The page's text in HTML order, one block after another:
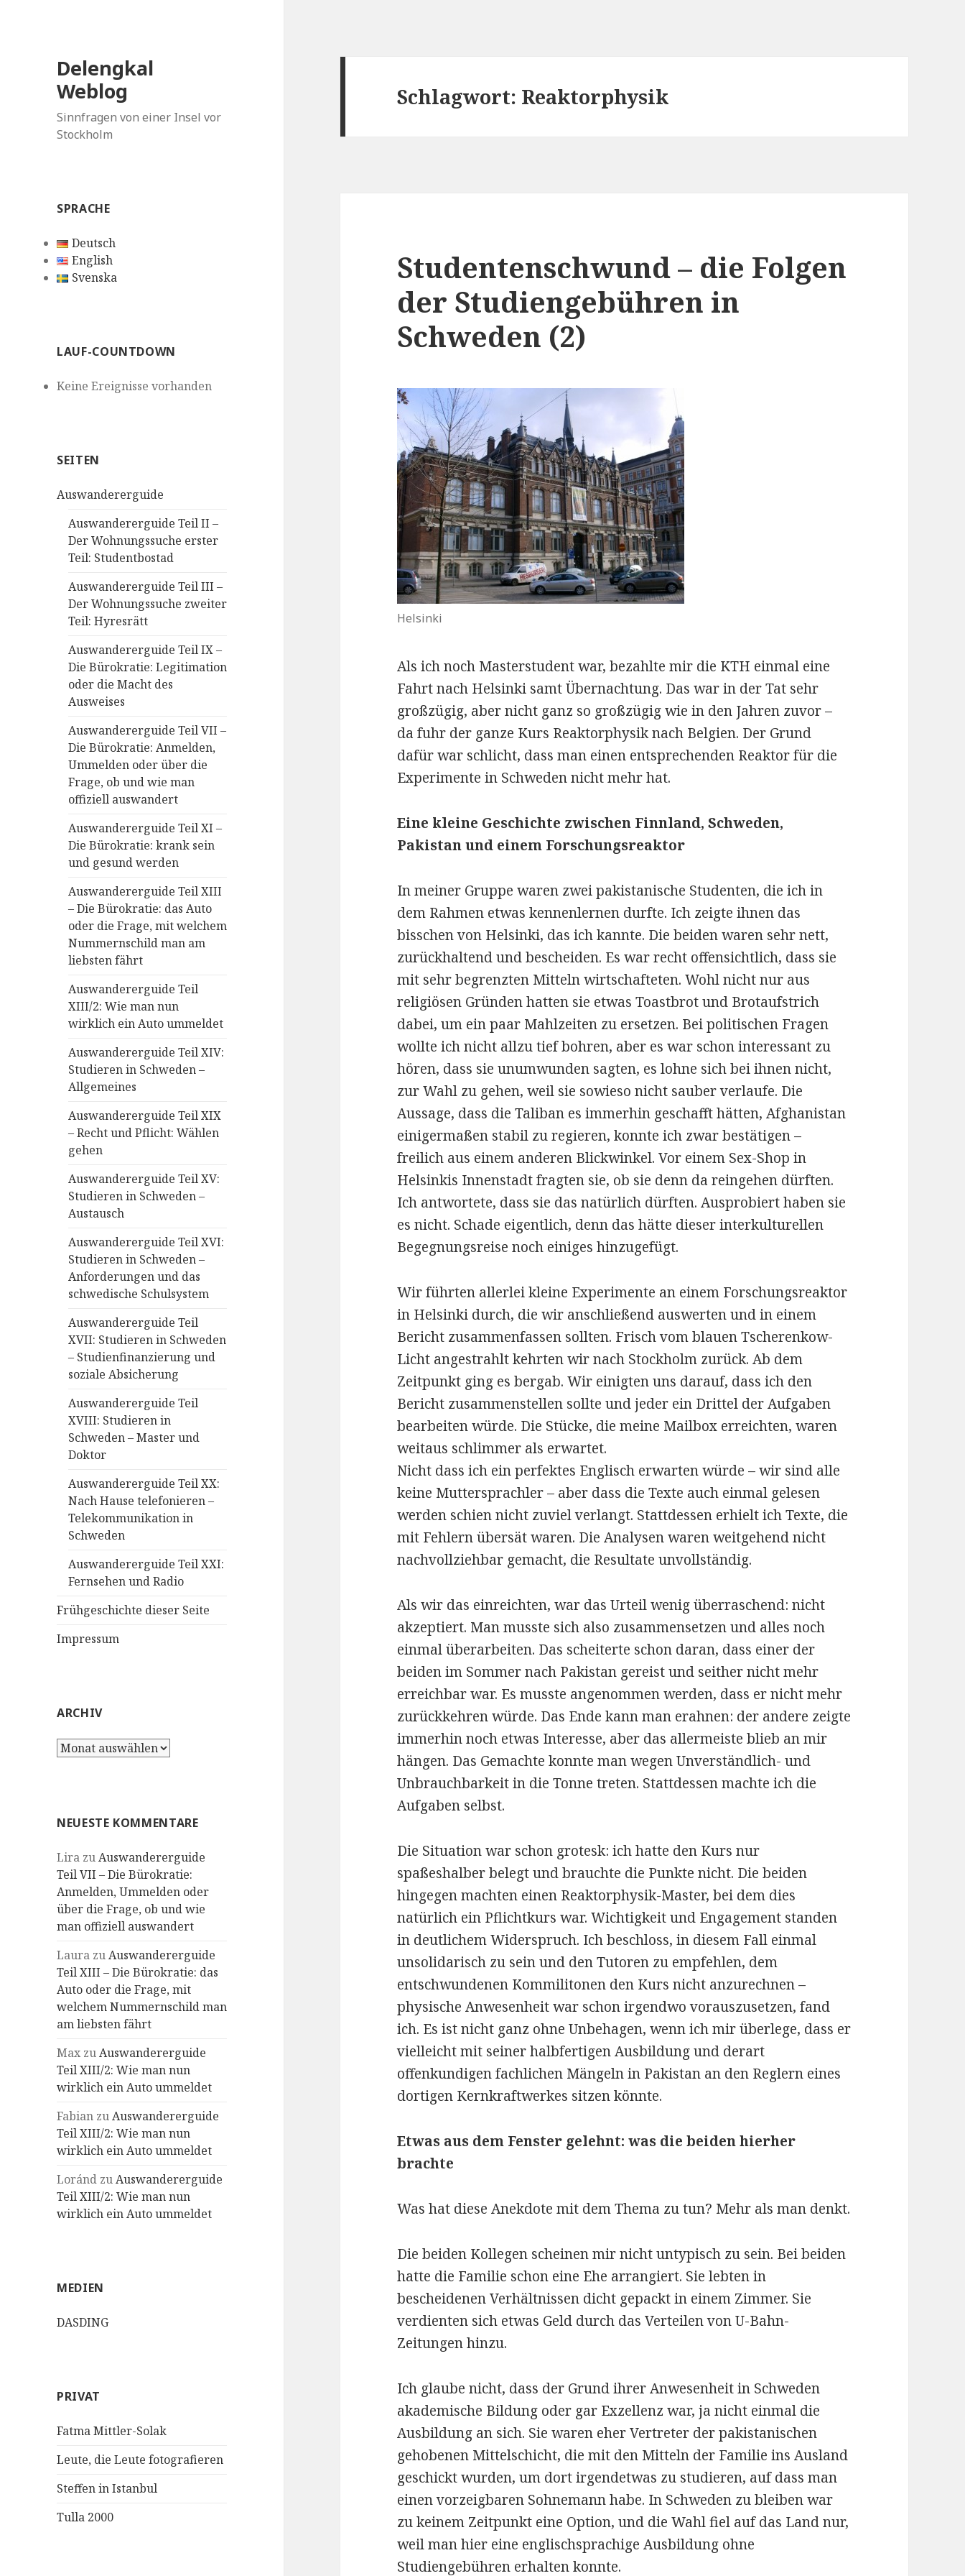
Delengkal
Weblog
Sinnfragen von einer Insel vor
Stockholm
SPRACHE
Deutsch
English
Svenska
LAUF-COUNTDOWN
Keine Ereignisse vorhanden
SEITEN
Auswandererguide
Auswandererguide Teil II –
Der Wohnungssuche erster
Teil: Studentbostad
Auswandererguide Teil III –
Der Wohnungssuche zweiter
Teil: Hyresrätt
Auswandererguide Teil IX –
Die Bürokratie: Legitimation
oder die Macht des
Ausweises
Auswandererguide Teil VII –
Die Bürokratie: Anmelden,
Ummelden oder über die
Frage, ob und wie man
offiziell auswandert
Auswandererguide Teil XI –
Die Bürokratie: krank sein
und gesund werden
Auswandererguide Teil XIII
– Die Bürokratie: das Auto
oder die Frage, mit welchem
Nummernschild man am
liebsten fährt
Auswandererguide Teil
XIII/2: Wie man nun
wirklich ein Auto ummeldet
Auswandererguide Teil XIV:
Studieren in Schweden –
Allgemeines
Auswandererguide Teil XIX
– Recht und Pflicht: Wählen
gehen
Auswandererguide Teil XV:
Studieren in Schweden –
Austausch
Auswandererguide Teil XVI:
Studieren in Schweden –
Anforderungen und das
schwedische Schulsystem
Auswandererguide Teil
XVII: Studieren in Schweden
– Studienfinanzierung und
soziale Absicherung
Auswandererguide Teil
XVIII: Studieren in
Schweden – Master und
Doktor
Auswandererguide Teil XX:
Nach Hause telefonieren –
Telekommunikation in
Schweden
Auswandererguide Teil XXI:
Fernsehen und Radio
Frühgeschichte dieser Seite
Impressum
ARCHIV
Archiv
NEUESTE KOMMENTARE
Lira zuAuswandererguide
Teil VII – Die Bürokratie:
Anmelden, Ummelden oder
über die Frage, ob und wie
man offiziell auswandert
Laura zuAuswandererguide
Teil XIII – Die Bürokratie: das
Auto oder die Frage, mit
welchem Nummernschild man
am liebsten fährt
Max zuAuswandererguide
Teil XIII/2: Wie man nun
wirklich ein Auto ummeldet
Fabian zuAuswandererguide
Teil XIII/2: Wie man nun
wirklich ein Auto ummeldet
Loránd zuAuswandererguide
Teil XIII/2: Wie man nun
wirklich ein Auto ummeldet
MEDIEN
DASDING
PRIVAT
Fatma Mittler-Solak
Leute, die Leute fotografieren
Steffen in Istanbul
Tulla 2000
Schlagwort: Reaktorphysik
Studentenschwund – die Folgen
der Studiengebühren in
Schweden (2)
Helsinki
Als ich noch Masterstudent war, bezahlte mir die KTH einmal eine
Fahrt nach Helsinki samt Übernachtung. Das war in der Tat sehr
großzügig, aber nicht ganz so großzügig wie in den Jahren zuvor –
da fuhr der ganze Kurs Reaktorphysik nach Belgien. Der Grund
dafür war schlicht, dass man einen entsprechenden Reaktor für die
Experimente in Schweden nicht mehr hat.
Eine kleine Geschichte zwischen Finnland, Schweden,
Pakistan und einem Forschungsreaktor
In meiner Gruppe waren zwei pakistanische Studenten, die ich in
dem Rahmen etwas kennenlernen durfte. Ich zeigte ihnen das
bisschen von Helsinki, das ich kannte. Die beiden waren sehr nett,
zurückhaltend und bescheiden. Es war recht offensichtlich, dass sie
mit sehr begrenzten Mitteln wirtschafteten. Wohl nicht nur aus
religiösen Gründen hatten sie etwas Toastbrot und Brotaufstrich
dabei, um ein paar Mahlzeiten zu ersetzen. Bei politischen Fragen
wollte ich nicht allzu tief bohren, aber es war schon interessant zu
hören, dass sie unumwunden sagten, es lohne sich bei ihnen nicht,
zur Wahl zu gehen, weil sie sowieso nicht sauber verlaufe. Die
Aussage, dass die Taliban es immerhin geschafft hätten, Afghanistan
einigermaßen stabil zu regieren, konnte ich zwar bestätigen –
freilich aus einem anderen Blickwinkel. Vor einem Sex-Shop in
Helsinkis Innenstadt fragten sie, ob sie denn da reingehen dürften.
Ich antwortete, dass sie das natürlich dürften. Ausprobiert haben sie
es nicht. Schade eigentlich, denn das hätte dieser interkulturellen
Begegnungsreise noch einiges hinzugefügt.
Wir führten allerlei kleine Experimente an einem Forschungsreaktor
in Helsinki durch, die wir anschließend auswerten und in einem
Bericht zusammenfassen sollten. Frisch vom blauen Tscherenkow-
Licht angestrahlt kehrten wir nach Stockholm zurück. Ab dem
Zeitpunkt ging es bergab. Wir einigten uns darauf, dass ich den
Bericht zusammenstellen sollte und jeder ein Drittel der Aufgaben
bearbeiten würde. Die Stücke, die meine Mailbox erreichten, waren
weitaus schlimmer als erwartet.
Nicht dass ich ein perfektes Englisch erwarten würde – wir sind alle
keine Muttersprachler – aber dass die Texte auch einmal gelesen
werden schien nicht zuviel verlangt. Stattdessen erhielt ich Texte, die
mit Fehlern übersät waren. Die Analysen waren weitgehend nicht
nachvollziehbar gemacht, die Resultate unvollständig.
Als wir das einreichten, war das Urteil wenig überraschend: nicht
akzeptiert. Man musste sich also zusammensetzen und alles noch
einmal überarbeiten. Das scheiterte schon daran, dass einer der
beiden im Sommer nach Pakistan gereist und seither nicht mehr
erreichbar war. Es musste angenommen werden, dass er nicht mehr
zurückkehren würde. Das Ende kann man erahnen: der andere zeigte
immerhin noch etwas Interesse, aber das allermeiste blieb an mir
hängen. Das Gemachte konnte man wegen Unverständlich- und
Unbrauchbarkeit in die Tonne treten. Stattdessen machte ich die
Aufgaben selbst.
Die Situation war schon grotesk: ich hatte den Kurs nur
spaßeshalber belegt und brauchte die Punkte nicht. Die beiden
hingegen machten einen Reaktorphysik-Master, bei dem dies
natürlich ein Pflichtkurs war. Wichtigkeit und Engagement standen
in deutlichem Widerspruch. Ich beschloss, in diesem Fall einmal
unsolidarisch zu sein und den Tutoren zu empfehlen, dem
entschwundenen Kommilitonen den Kurs nicht anzurechnen –
physische Anwesenheit war schon irgendwo vorauszusetzen, fand
ich. Es ist nicht ganz ohne Unbehagen, wenn ich mir überlege, dass er
vielleicht mit seiner halbfertigen Ausbildung und derart
offenkundigen fachlichen Mängeln in Pakistan an den Reglern eines
dortigen Kernkraftwerkes sitzen könnte.
Etwas aus dem Fenster gelehnt: was die beiden hierher
brachte
Was hat diese Anekdote mit dem Thema zu tun? Mehr als man denkt.
Die beiden Kollegen scheinen mir nicht untypisch zu sein. Bei beiden
hatte die Familie schon eine Ehe arrangiert. Sie lebten in
bescheidenen Verhältnissen dicht gepackt in einem Zimmer. Sie
verdienten sich etwas Geld durch das Verteilen von U-Bahn-
Zeitungen hinzu.
Ich glaube nicht, dass der Grund ihrer Anwesenheit in Schweden
akademische Bildung oder gar Exzellenz war, ja nicht einmal die
Ausbildung an sich. Sie waren eher Vertreter der pakistanischen
gehobenen Mittelschicht, die mit den Mitteln der Familie ins Ausland
geschickt wurden, um dort irgendetwas zu studieren, auf dass man
einen vorzeigbaren Sohnemann habe. In Schweden zu bleiben war
zu keinem Zeitpunkt eine Option, und die Wahl fiel auf das Land nur,
weil man hier eine englischsprachige Ausbildung ohne
Studiengebühren erhalten konnte.